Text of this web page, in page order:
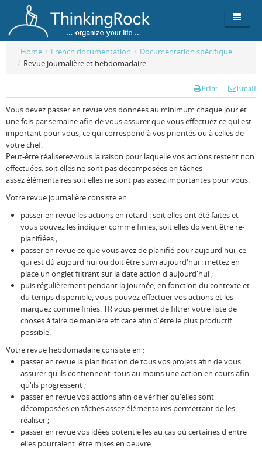
Overview
ThinkingRock vs competitors
ThinkingClock
Requirements
Team
Functionality
Screenshots
Buy
Pricing
Purchase
Purchase License
Login
Productivity
Be Productive
Beat Procrastination
Set Up Goals
Resources
ThinkingRock in 3 steps
User Manuals
Documentation
Release Notes
Support
Forum Search
FAQs
Forums
Contact us
Download
Trial
About Licensed version
Licensed Software files
Project Templates
Sample files
Home / French documentation / Documentation spécifique
/ Revue journalière et hebdomadaire
Print Email
Vous devez passer en revue vos données au minimum chaque jour et
une fois par semaine afin de vous assurer que vous effectuez ce qui est
important pour vous, ce qui correspond à vos priorités ou à celles de
votre chef.
Peut-être réaliserez-vous la raison pour laquelle vos actions restent non
effectuées: soit elles ne sont pas décomposées en tâches
assez élémentaires soit elles ne sont pas assez importantes pour vous.
Votre revue journalière consiste en :
passer en revue les actions en retard : soit elles ont été faites et
vous pouvez les indiquer comme finies, soit elles doivent être re-
planifiées ;
passer en revue ce que vous avez de planifié pour aujourd'hui, ce
qui est dû aujourd'hui ou doit être suivi aujourd'hui : mettez en
place un onglet filtrant sur la date action d'aujourd'hui ;
puis régulièrement pendant la journée, en fonction du contexte et
du temps disponible, vous pouvez effectuer vos actions et les
marquez comme finies. TR vous permet de filtrer votre liste de
choses à faire de manière efficace afin d'être le plus productif
possible.
Votre revue hebdomadaire consiste en :
passer en revue la planification de tous vos projets afin de vous
assurer qu'ils contiennent tous au moins une action en cours afin
qu'ils progressent ;
passer en revue vos actions afin de vérifier qu'elles sont
décomposées en tâches assez élémentaires permettant de les
réaliser ;
passer en revue vos idées potentielles au cas où certaines d'entre
elles pourraient être mises en oeuvre.